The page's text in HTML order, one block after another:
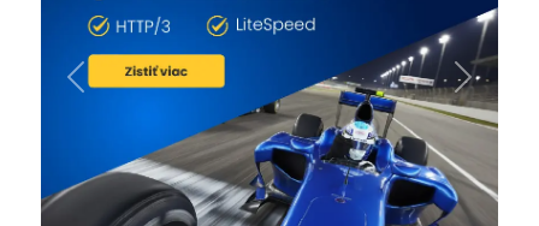
Previous Next